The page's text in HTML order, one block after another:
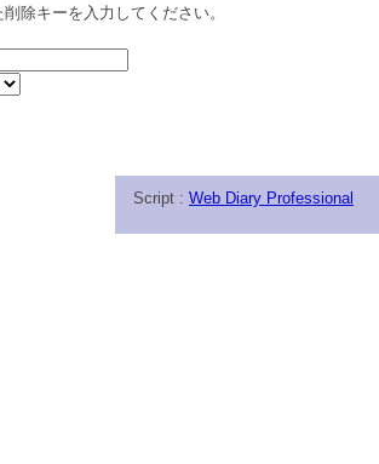
除キーを入力してください。
Script : Web Diary Professional